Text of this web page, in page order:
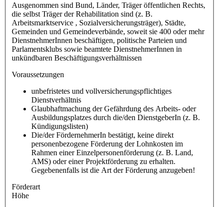
Ausgenommen sind Bund, Länder, Träger öffentlichen Rechts,
die selbst Träger der Rehabilitation sind (z. B.
Arbeitsmarktservice , Sozialversicherungsträger), Städte,
Gemeinden und Gemeindeverbände, soweit sie 400 oder mehr
DienstnehmerInnen beschäftigen, politische Parteien und
Parlamentsklubs sowie beamtete DienstnehmerInnen in
unkündbaren Beschäftigungsverhältnissen
Voraussetzungen
unbefristetes und vollversicherungspflichtiges
Dienstverhältnis
Glaubhaftmachung der Gefährdung des Arbeits- oder
Ausbildungsplatzes durch die/den DienstgeberIn (z. B.
Kündigungslisten)
Die/der FördernehmerIn bestätigt, keine direkt
personenbezogene Förderung der Lohnkosten im
Rahmen einer Einzelpersonenförderung (z. B. Land,
AMS) oder einer Projektförderung zu erhalten.
Gegebenenfalls ist die Art der Förderung anzugeben!
Förderart
Höhe